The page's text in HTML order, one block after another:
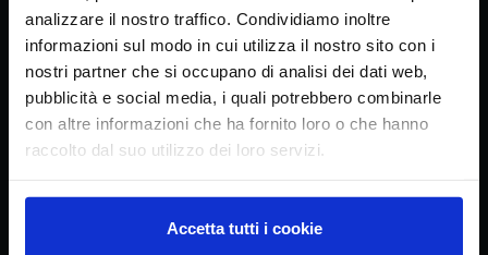
analizzare il nostro traffico. Condividiamo inoltre
informazioni sul modo in cui utilizza il nostro sito con i
nostri partner che si occupano di analisi dei dati web,
pubblicità e social media, i quali potrebbero combinarle
con altre informazioni che ha fornito loro o che hanno
raccolto dal suo utilizzo dei loro servizi.
Accetta tutti i cookie
CREA
Consiglio per la ricerca in agricoltura e
l’analisi dell’economia agraria
Sede principale
Via della Navicella 2/4, 00184 Roma
Partita IVA 08183101008